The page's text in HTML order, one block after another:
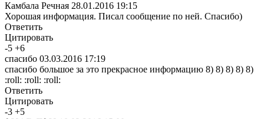
Камбала Речная 28.01.2016 19:15
Хорошая информация. Писал сообщение по ней. Спасибо)
Ответить
Цитировать
-5 +6
спасибо 03.03.2016 17:19
спасибо большое за это прекрасное информацию 8) 8) 8) 8) 8)
:roll: :roll: :roll:
Ответить
Цитировать
-3 +5